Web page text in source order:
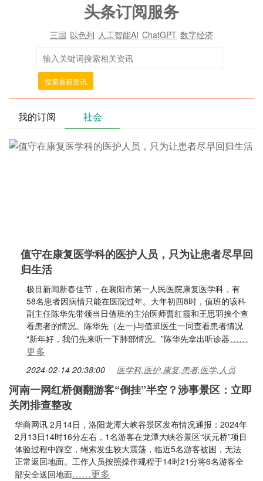
头条订阅服务
三国 以色列 人工智能AI ChatGPT 数字经济
搜索最新资讯
我的订阅 社会
值守在康复医学科的医护人员，只为让患者尽早回
归生活
极目新闻新春佳节，在襄阳市第一人民医院康复医学科，有
58名患者因病情只能在医院过年。大年初四8时，值班的该科
副主任陈华先带领当日值班的主治医师曹红霞和王思羽挨个查
看患者的情况。陈华先（左一)与值班医生一同查看患者情况
“新年好，我们先来听一下肺部情况。”陈华先拿出听诊器……
更多
2024-02-14 20:38:00 医学科,医护,康复,患者,医学,人员
河南一网红桥侧翻游客“倒挂”半空？涉事景区：立即
关闭排查整改
华商网讯 2月14日，洛阳龙潭大峡谷景区发布情况通报：2024年
2月13日14时16分左右，1名游客在龙潭大峡谷景区“状元桥”项目
体验过程中踩空，绳索发生较大震荡，临近5名游客被困，无法
正常返回地面。工作人员按照操作规程于14时21分将6名游客全
部安全送回地面……更多